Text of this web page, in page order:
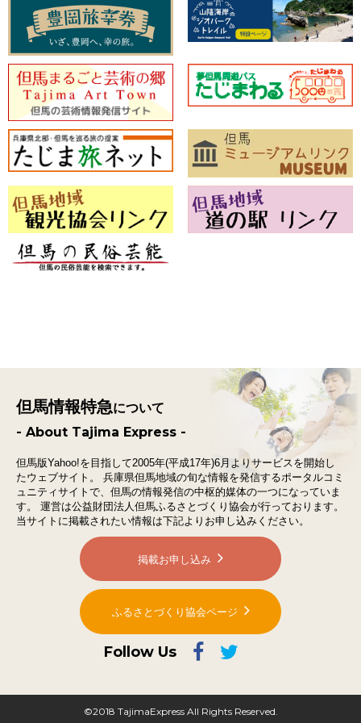
但馬情報特急について
- About Tajima Express -
但馬版Yahoo!を目指して2005年(平成17年)6月よりサービスを開始し
たウェブサイト。
兵庫県但馬地域の旬な情報を発信するポータルコミ
ュニティサイトで、 但馬の情報発信の中枢的媒体の一つになっていま
す。
運営は公益財団法人但馬ふるさとづくり協会が行っております。
当サイトに掲載されたい情報は下記よりお申し込みください。
掲載お申し込み
ふるさとづくり協会ページ
Follow Us
©2018 TajimaExpress All Rights Reserved.